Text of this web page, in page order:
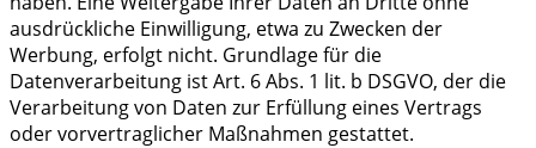
ausdrückliche Einwilligung, etwa zu Zwecken der
Werbung, erfolgt nicht. Grundlage für die
Datenverarbeitung ist Art. 6 Abs. 1 lit. b DSGVO, der die
Verarbeitung von Daten zur Erfüllung eines Vertrags
oder vorvertraglicher Maßnahmen gestattet.